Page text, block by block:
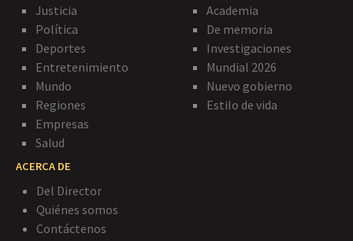
Justicia
Política
Deportes
Entretenimiento
Mundo
Regiones
Empresas
Salud
Academia
De memoria
Investigaciones
Mundial 2026
Nuevo gobierno
Estilo de vida
ACERCA DE
Del Director
Quiénes somos
Contáctenos